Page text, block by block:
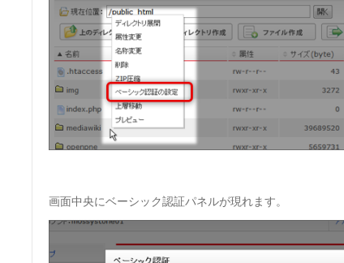
画面中央にベーシック認証パネルが現れます。